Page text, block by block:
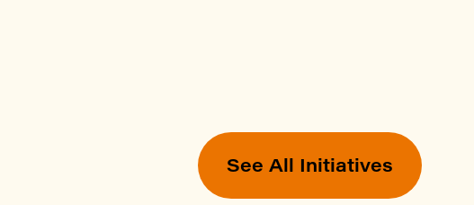
See All Initiatives